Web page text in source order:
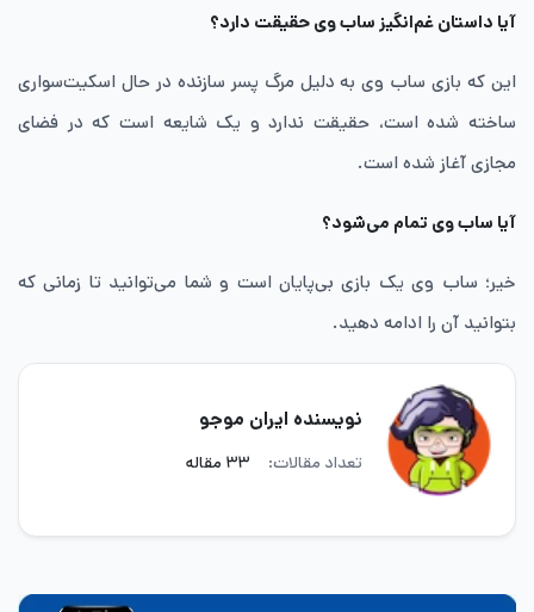
آیا داستان غم‌انگیز ساب وی حقیقت دارد؟
این که بازی ساب وی به دلیل مرگ پسر سازنده در حال اسکیت‌سواری
ساخته شده است، حقیقت ندارد و یک شایعه است که در فضای
مجازی آغاز شده است.
آیا ساب وی تمام می‌شود؟
خیر؛ ساب وی یک بازی بی‌پایان است و شما می‌توانید تا زمانی که
بتوانید آن را ادامه دهید.
نویسنده ایران موجو
تعداد مقالات: ۳۳ مقاله